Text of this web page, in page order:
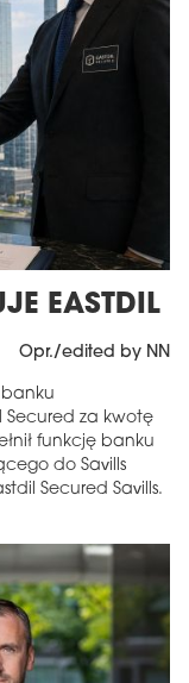
EASTDIL
Opr./edited by NN
banku
Secured za kwotę
funkcję banku
do Savills
Secured Savills.